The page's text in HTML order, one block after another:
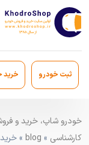
ثبت خودرو خرید
کارشناسی »
blog
»